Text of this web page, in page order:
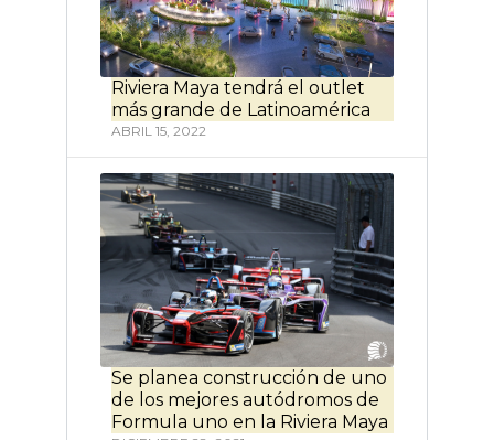
Riviera Maya tendrá el outlet
más grande de Latinoamérica
ABRIL 15, 2022
Se planea construcción de uno
de los mejores autódromos de
Formula uno en la Riviera Maya